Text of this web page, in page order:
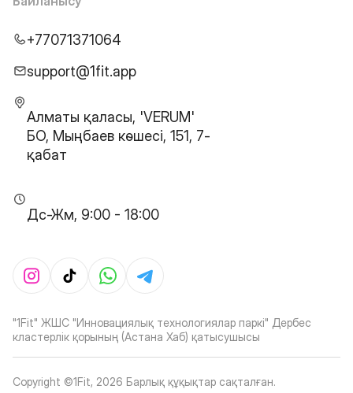
+77071371064
support@1fit.app
Алматы қаласы, 'VERUM'
БО, Мыңбаев көшесі, 151, 7-
қабат
Дс-Жм, 9:00 - 18:00
"1Fit" ЖШС "Инновациялық технологиялар паркі" Дербес
кластерлік қорының (Астана Хаб) қатысушысы
Copyright ©1Fit, 2026 Барлық құқықтар сақталған.